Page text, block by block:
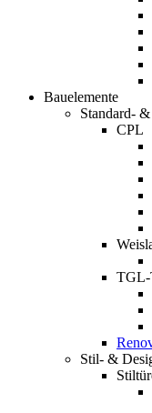
Bauelemente
Standard-
CPL
TGL-
Stil- &